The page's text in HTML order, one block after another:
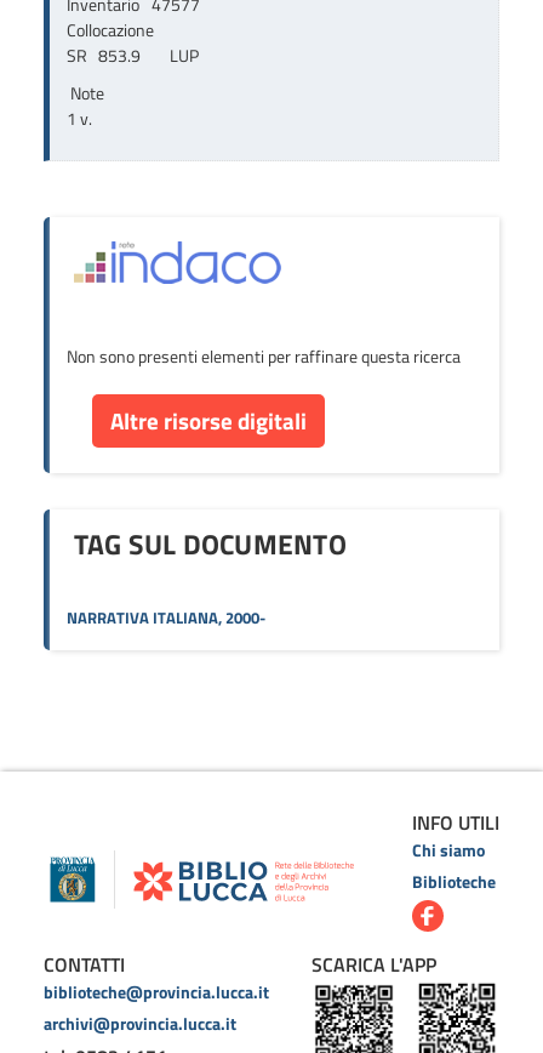
Collocazione
SR   853.9        LUP
Note
1 v.
Non sono presenti elementi per raffinare questa ricerca
Altre risorse digitali
TAG SUL DOCUMENTO
NARRATIVA ITALIANA, 2000-
INFO UTILI
Chi siamo
Biblioteche
CONTATTI
biblioteche@provincia.lucca.it
archivi@provincia.lucca.it
SCARICA L'APP